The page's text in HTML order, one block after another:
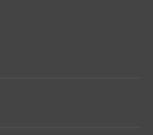
调光、游戏等专用芯